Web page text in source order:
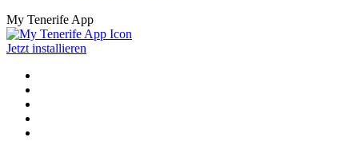
My Tenerife App
Jetzt installieren